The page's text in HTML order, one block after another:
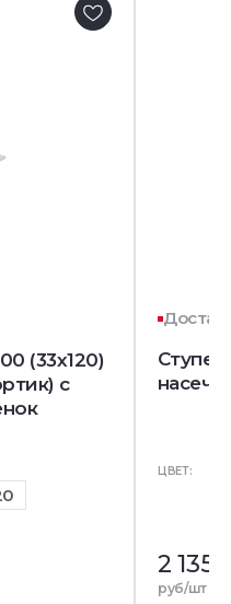
(33x120)
с
ЦВЕТ:
2 135
руб/шт